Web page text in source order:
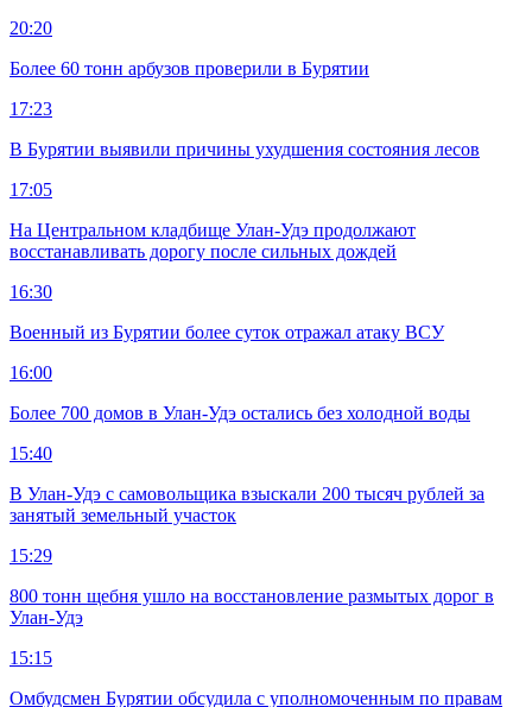
20:20
Более 60 тонн арбузов проверили в Бурятии
17:23
В Бурятии выявили причины ухудшения состояния лесов
17:05
На Центральном кладбище Улан-Удэ продолжают
восстанавливать дорогу после сильных дождей
16:30
Военный из Бурятии более суток отражал атаку ВСУ
16:00
Более 700 домов в Улан-Удэ остались без холодной воды
15:40
В Улан-Удэ с самовольщика взыскали 200 тысяч рублей за
занятый земельный участок
15:29
800 тонн щебня ушло на восстановление размытых дорог в
Улан-Удэ
15:15
Омбудсмен Бурятии обсудила с уполномоченным по правам